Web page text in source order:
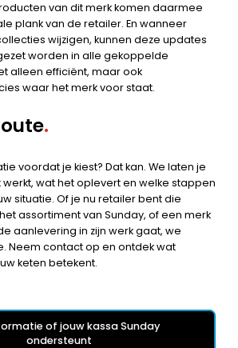
van dit merk komen daarmee
plank van de retailer. En wanneer
wijzigen, kunnen deze updates
worden in alle gekoppelde
alleen efficiënt, maar ook
waar het merk voor staat.
.
voordat je kiest? Dat kan. We laten je
wat het oplevert en welke stappen
situatie. Of je nu retailer bent die
assortiment van Sunday, of een merk
aanlevering in zijn werk gaat, we
Neem contact op en ontdek wat
keten betekent.
of jouw kassa Sunday
ondersteunt